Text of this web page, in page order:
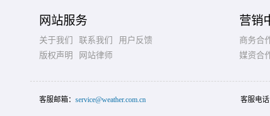
网站服务
关于我们 联系我们
用户反馈
版权声明
网站律师
营销
商务合
媒资合
客服邮箱： service@weather.com.cn 客服电